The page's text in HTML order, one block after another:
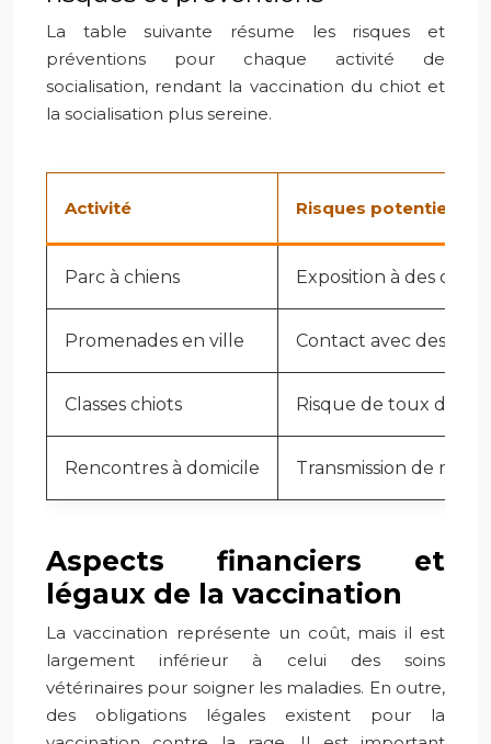
La table suivante résume les risques et
préventions pour chaque activité de
socialisation, rendant la vaccination du chiot et
la socialisation plus sereine.
Activité Risques potentiels
Parc à chiens Exposition à des
Promenades en ville Contact avec des
Classes chiots Risque de toux de
Rencontres à domicile Transmission de
Aspects financiers et
légaux de la vaccination
La vaccination représente un coût, mais il est
largement inférieur à celui des soins
vétérinaires pour soigner les maladies. En outre,
des obligations légales existent pour la